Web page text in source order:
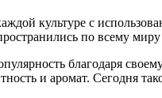
культуре с
по всему
благодаря
и аромат. Сегодня